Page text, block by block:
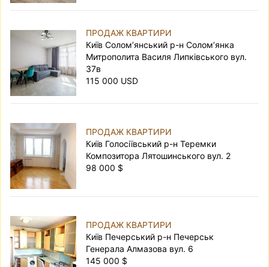
ПРОДАЖ КВАРТИРИ
Київ Солом’янський р-н Солом’янка
Митрополита Василя Липківського вул.
37в
115 000 USD
ПРОДАЖ КВАРТИРИ
Київ Голосіївський р-н Теремки
Композитора Лятошинського вул. 2
98 000 $
ПРОДАЖ КВАРТИРИ
Київ Печерський р-н Печерськ
Генерала Алмазова вул. 6
145 000 $